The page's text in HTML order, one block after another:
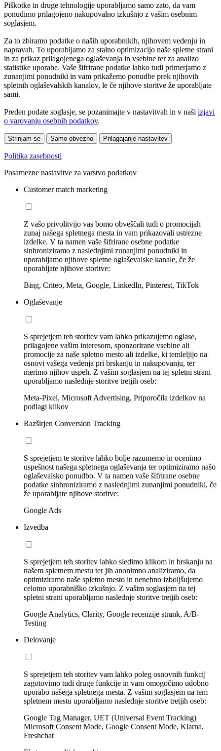
Piškotke in druge tehnologije uporabljamo samo zato, da vam
ponudimo prilagojeno nakupovalno izkušnjo z vašim osebnim
soglasjem.
Za to zbiramo podatke o naših uporabnikih, njihovem vedenju in
napravah. To uporabljamo za stalno optimizacijo naše spletne strani
in za prikaz prilagojenega oglaševanja in vsebine ter za analizo
statistike uporabe. Vaše šifrirane podatke lahko tudi primerjamo z
zunanjimi ponudniki in vam prikažemo ponudbe prek njihovih
spletnih oglaševalskih kanalov, le če njihove storitve že uporabljate
sami.
Preden podate soglasje, se pozanimajte v nastavitvah in v naši izjavi
o varovanju osebnih podatkov.
Strinjam se Samo obvezno Prilagajanje nastavitev
Politika zasebnosti
Posamezne nastavitve za varstvo podatkov
Customer match marketing
Z vašo privolitvijo vas bomo obveščali tudi o promocijah
zunaj našega spletnega mesta in vam prikazovali ustrezne
izdelke. V ta namen vaše šifrirane osebne podatke
sinhroniziramo z naslednjimi zunanjimi ponudniki in
uporabljamo njihove spletne oglaševalske kanale, če že
uporabljate njihove storitve:
Bing, Criteo, Meta, Google, LinkedIn, Pinterest, TikTok
Oglaševanje
S sprejetjem teh storitev vam lahko prikazujemo oglase,
prilagojene vašim interesom, sponzorirane vsebine ali
promocije za naše spletno mesto ali izdelke, ki temleljijo na
osnovi vašega vedenja pri brskanju in nakupovanju, ter
merimo njihov uspeh. Z vašim soglasjem na tej spletni strani
uporabljamo naslednje storitve tretjih oseb:
Meta-Pixel, Microsoft Advertising, Priporočila izdelkov na
podlagi klikov
Razširjen Conversion Tracking
S sprejetjem te storitve lahko bolje razumemo in ocenimo
uspešnost našega spletnega oglaševanja ter optimiziramo našo
oglaševalsko ponudbo. V ta namen vaše šifrirane osebne
podatke sinhroniziramo z naslednjimi zunanjimi ponudniki, če
že uporabljate njihove storitve:
Google Ads
Izvedba
S sprejetjem teh storitev lahko sledimo klikom in brskanju na
našem spletnem mestu ter jih anonimno analiziramo, da
optimiziramo naše spletno mesto in nenehno izboljšujemo
celotno uporabniško izkušnjo. Z vašim soglasjem na tej
spletni strani uporabljamo naslednje storitve tretjih oseb:
Google Analytics, Clarity, Google recenzije strank, A/B-
Testing
Delovanje
S sprejetjem teh storitev vam lahko poleg osnovnih funkcij
zagotovimo tudi druge funkcije in vam omogočimo udobno
uporabo našega spletnega mesta. Z vašim soglasjem na tem
spletnem mestu uporabljamo naslednje storitve tretjih oseb:
Google Tag Manager, UET (Universal Event Tracking)
Microsoft Consent Mode, Google Consent Mode, Klarna,
Freshchat